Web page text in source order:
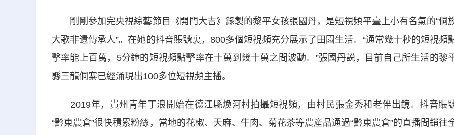
剛剛參加完央視綜藝節目《開門大吉》錄製的黎平女孩張國丹，是短視頻平臺上小有名氣的“侗
大歌非遺傳承人”。在她的抖音賬號裏，800多個短視頻充分展示了田園生活。“通常幾十秒的短視頻
擊率能上百萬，5分鐘的短視頻點擊率在十萬到幾十萬之間波動。”張國丹説，目前自己所生活的黎
縣三龍侗寨已經涌現出100多位短視頻主播。
2019年，貴州青年丁浪開始在德江縣煥河村拍攝短視頻，由村民張金秀和老伴出鏡。抖音賬
“黔東農倉”很快積累粉絲，當地的花椒、天麻、牛肉、菊花茶等農産品通過“黔東農倉”的直播間銷往